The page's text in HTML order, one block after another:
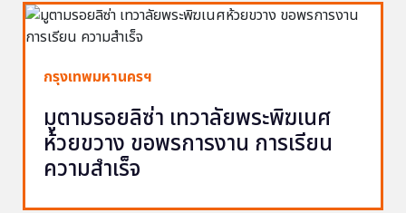
กรุงเทพมหานครฯ
มูตามรอยลิซ่า เทวาลัยพระพิฆเนศ
ห้วยขวาง ขอพรการงาน การเรียน
ความสำเร็จ